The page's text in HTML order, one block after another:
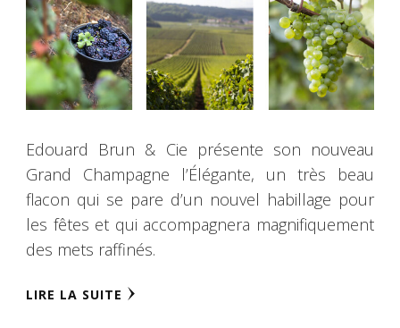
Edouard Brun & Cie présente son nouveau
Grand Champagne l’Élégante, un très beau
flacon qui se pare d’un nouvel habillage pour
les fêtes et qui accompagnera magnifiquement
des mets raffinés.
LIRE LA SUITE